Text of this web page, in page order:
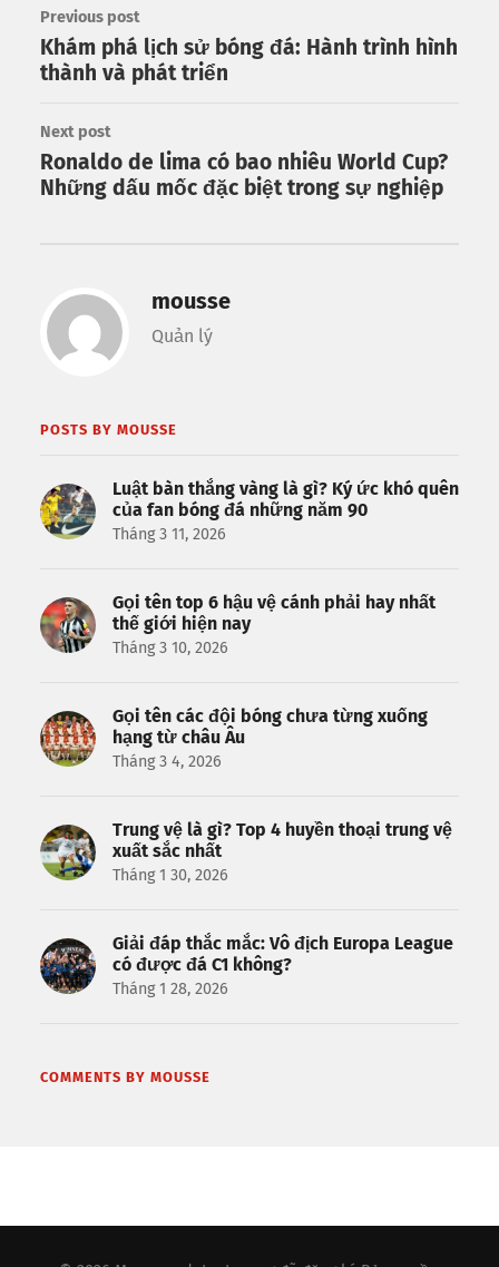
Previous post
Khám phá lịch sử bóng đá: Hành trình hình
thành và phát triển
Next post
Ronaldo de lima có bao nhiêu World Cup?
Những dấu mốc đặc biệt trong sự nghiệp
mousse
Quản lý
POSTS BY MOUSSE
Luật bàn thắng vàng là gì? Ký ức khó quên
của fan bóng đá những năm 90
Tháng 3 11, 2026
Gọi tên top 6 hậu vệ cánh phải hay nhất
thế giới hiện nay
Tháng 3 10, 2026
Gọi tên các đội bóng chưa từng xuống
hạng từ châu Âu
Tháng 3 4, 2026
Trung vệ là gì? Top 4 huyền thoại trung vệ
xuất sắc nhất
Tháng 1 30, 2026
Giải đáp thắc mắc: Vô địch Europa League
có được đá C1 không?
Tháng 1 28, 2026
COMMENTS BY MOUSSE